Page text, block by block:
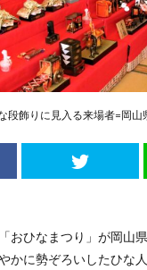
段飾りに見入る来場者=岡山
おひなまつり」が岡山
かに勢ぞろいしたひな